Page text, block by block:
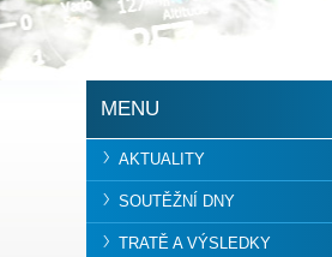
MENU
AKTUALITY
SOUTĚŽNÍ DNY
TRATĚ A VÝSLEDKY